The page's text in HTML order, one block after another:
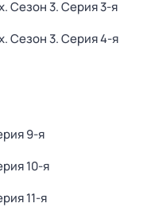
. Сезон 3. Серия 3-я
. Сезон 3. Серия 4-я
9-я
10-я
11-я